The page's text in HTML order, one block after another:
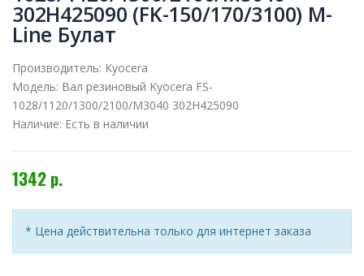
302H425090 (FK-150/170/3100) M-
Line Булат
Производитель: Kyocera
Модель: Вал резиновый Kyocera FS-
1028/1120/1300/2100/M3040 302H425090
Наличие: Есть в наличии
1342 р.
* Цена действительна только для интернет заказа